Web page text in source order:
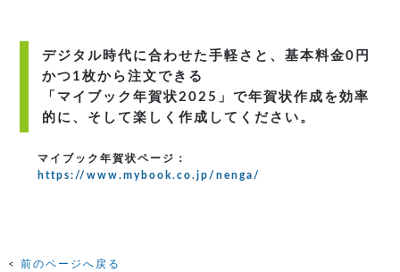
デジタル時代に合わせた手軽さと、基本料金0円
かつ1枚から注文できる
「マイブック年賀状2025」で年賀状作成を効率
的に、そして楽しく作成してください。
マイブック年賀状ページ：
https://www.mybook.co.jp/nenga/
前のページへ戻る